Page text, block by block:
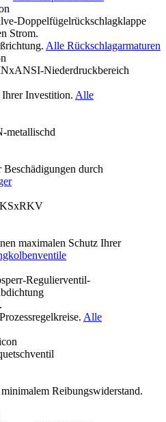
Strom.
Alle Rückschlagarmaturen
Ihrer Investition. Alle
durch
maximalen Schutz Ihrer
Alle
Reibungswiderstand.